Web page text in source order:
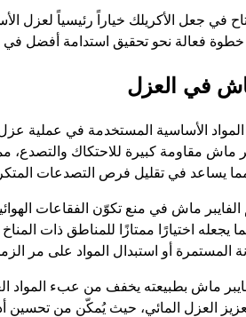
في جعل الأكريلك خياراً رئيسياً لعزل
خطوة فعالة نحو تحقيق استدامة أفضل في
ماش في العزل
المواد الأساسية المستخدمة في عملية
ماش مقاومة كبيرة للاحتكاك
يساعد في تقليل فرص التصدعات
ماش في منع تكوّن الفقاعات
يجعله اختيارًا ممتازًا للمناطق ذات
المستمرة أو استبدال المواد على مر
ماش بطبيعته يخفف من عبء المواد
العزل المائي، حيث يُمكّن من تحسين